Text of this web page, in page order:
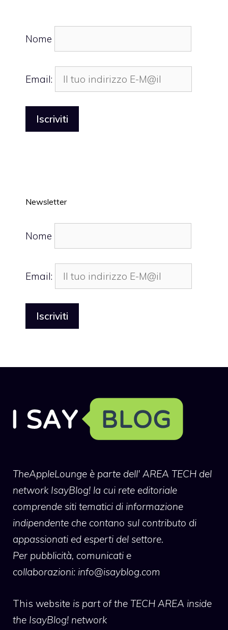
Nome
Email:
Newsletter
Nome
Email:
TheAppleLounge è parte dell' AREA TECH del
network IsayBlog! la cui rete editoriale
comprende siti tematici di informazione
indipendente che contano sul contributo di
appassionati ed esperti del settore.
Per pubblicità, comunicati e
collaborazioni: info@isayblog.com
This website is part of the TECH AREA inside
the IsayBlog! network